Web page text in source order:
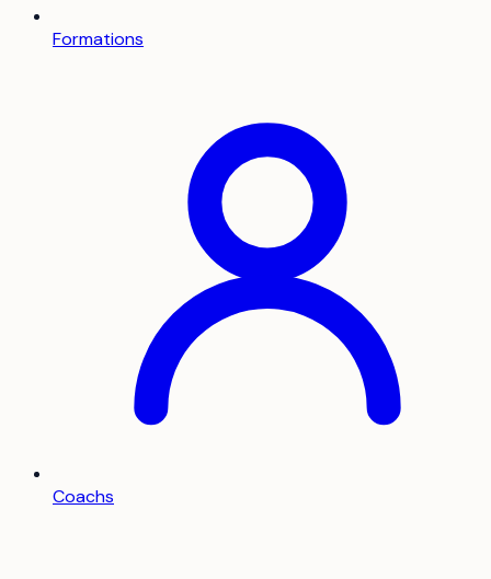
Formations
Coachs